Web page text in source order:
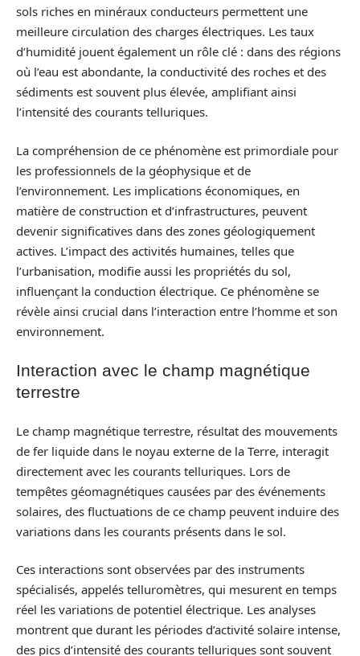
sols riches en minéraux conducteurs permettent une
meilleure circulation des charges électriques. Les taux
d’humidité jouent également un rôle clé : dans des régions
où l’eau est abondante, la conductivité des roches et des
sédiments est souvent plus élevée, amplifiant ainsi
l’intensité des courants telluriques.
La compréhension de ce phénomène est primordiale pour
les professionnels de la géophysique et de
l’environnement. Les implications économiques, en
matière de construction et d’infrastructures, peuvent
devenir significatives dans des zones géologiquement
actives. L’impact des activités humaines, telles que
l’urbanisation, modifie aussi les propriétés du sol,
influençant la conduction électrique. Ce phénomène se
révèle ainsi crucial dans l’interaction entre l’homme et son
environnement.
Interaction avec le champ magnétique
terrestre
Le champ magnétique terrestre, résultat des mouvements
de fer liquide dans le noyau externe de la Terre, interagit
directement avec les courants telluriques. Lors de
tempêtes géomagnétiques causées par des événements
solaires, des fluctuations de ce champ peuvent induire des
variations dans les courants présents dans le sol.
Ces interactions sont observées par des instruments
spécialisés, appelés telluromètres, qui mesurent en temps
réel les variations de potentiel électrique. Les analyses
montrent que durant les périodes d’activité solaire intense,
des pics d’intensité des courants telluriques sont souvent